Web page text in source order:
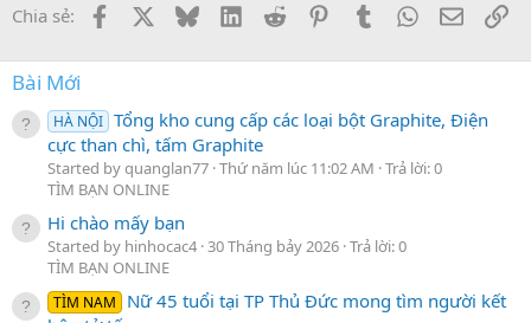
Chia sẻ: Facebook BlueskyLinkedInReddit PinterestTumblrWhatsApp
Email
Bài Mới
HÀ NỘI Tổng kho cung cấp các loại bột Graphite, Điện
cực than chì, tấm Graphite
Started by quanglan77 Thứ năm lúc 11:02 AM Trả lời: 0
TÌM BẠN ONLINE
Hi chào mấy bạn
Started by hinhocac4 30 Tháng bảy 2026 Trả lời: 0
TÌM BẠN ONLINE
TÌM NAM
Nữ 45 tuổi tại TP Thủ Đức mong tìm người kết